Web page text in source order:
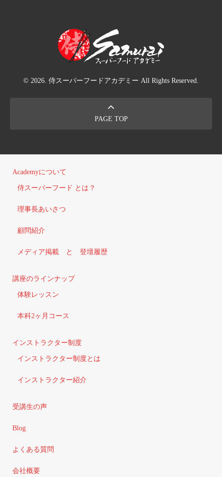
© 2026. 侍スーパーフードアカデミー All Rights Reserved.
PAGE TOP
Academyについて
侍スーパーフード とは？
理事長あいさつ
顧問紹介
メディア掲載 と 登壇履歴
講座のラインナップ
体験レッスン
本科2ヶ月コース
インストラクター制度
インストラクター制度とは
インストラクター紹介
受講生の声
Blog
よくある質問
会社概要